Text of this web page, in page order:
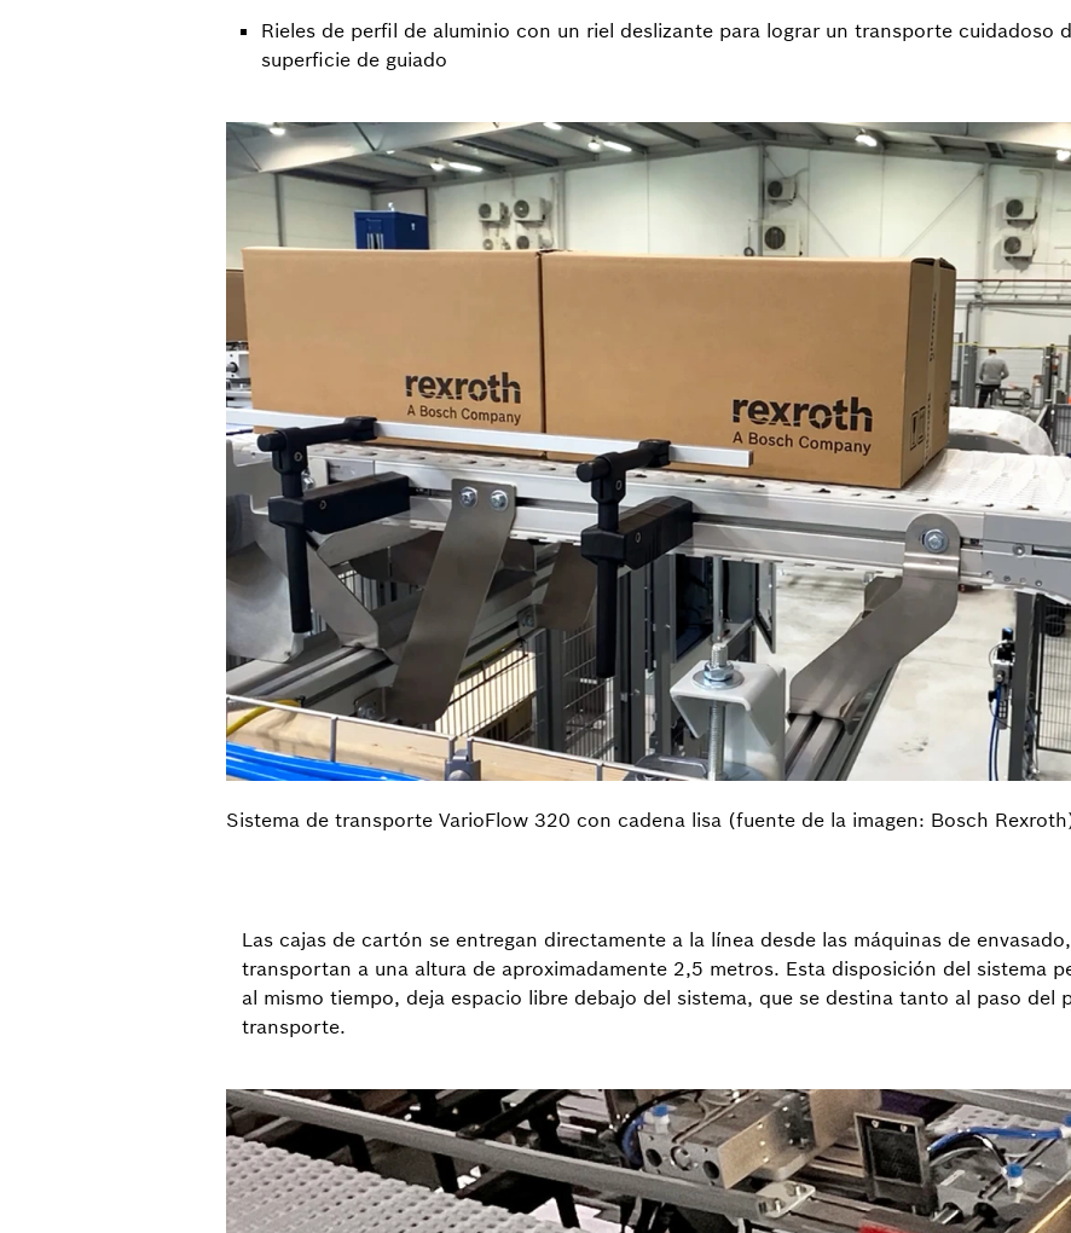
Rieles de perfil de aluminio con un riel deslizante para lograr un transporte cuidadoso
superficie de guiado
Sistema de transporte VarioFlow 320 con cadena lisa (fuente de la imagen: Bosch
Las cajas de cartón se entregan directamente a la línea desde las máquinas de
transportan a una altura de aproximadamente 2,5 metros. Esta disposición del sistema
al mismo tiempo, deja espacio libre debajo del sistema, que se destina tanto al paso del
transporte.